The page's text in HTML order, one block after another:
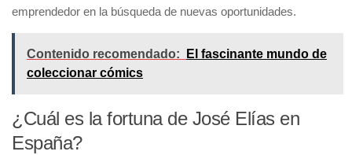
emprendedor en la búsqueda de nuevas oportunidades.
Contenido recomendado:
El fascinante mundo de
coleccionar cómics
¿Cuál es la fortuna de José Elías en
España?